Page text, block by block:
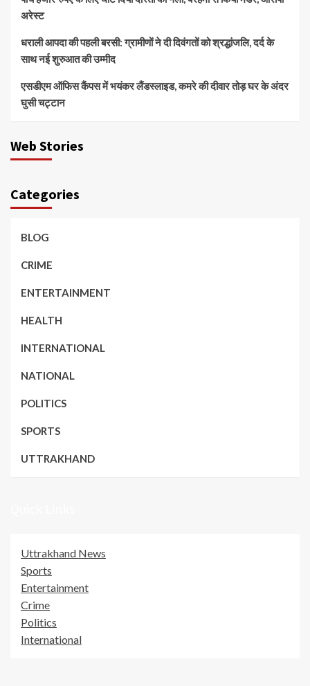
अरेस्ट
धराली आपदा की पहली बरसी: ग्रामीणों ने दी दिवंगतों को श्रद्धांजलि, दर्द के
साथ नई शुरुआत की उम्मीद
एसडीएम ऑफिस कैंपस में भयंकर लैंडस्लाइड, कमरे की दीवार तोड़ घर के अंदर
घुसी चट्टान
Web Stories
Categories
BLOG
CRIME
ENTERTAINMENT
HEALTH
INTERNATIONAL
NATIONAL
POLITICS
SPORTS
UTTRAKHAND
Uttrakhand News
Sports
Entertainment
Crime
Politics
International